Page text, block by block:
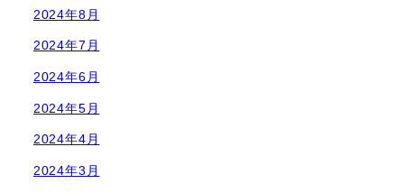
2024年8月
2024年7月
2024年6月
2024年5月
2024年4月
2024年3月